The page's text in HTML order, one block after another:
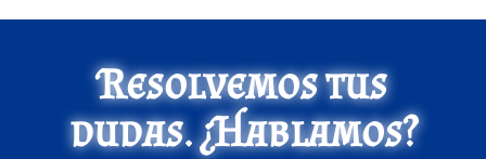
Resolvemos tus
dudas. ¿Hablamos?